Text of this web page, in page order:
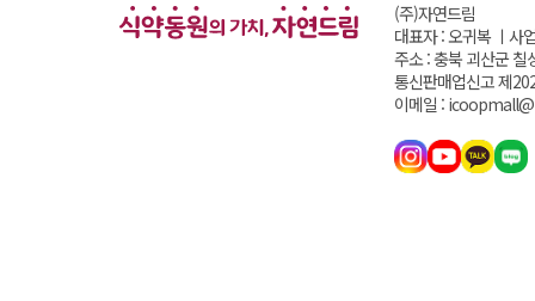
(주)자연드림
대표자 : 오귀복 ㅣ 사
주소 : 충북 괴산군 칠
통신판매업신고 제
이메일 :